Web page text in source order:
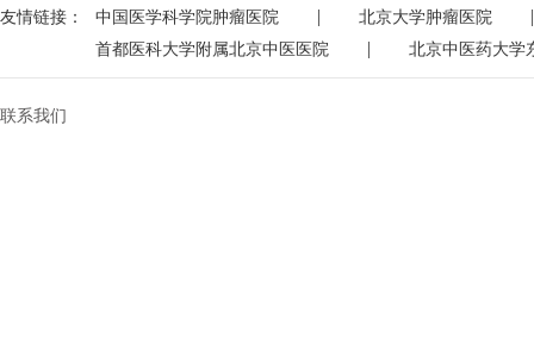
友情链接： 中国医学科学院肿瘤医院 | 北京大学肿瘤医院 |
首都医科大学附属北京中医医院 | 北京中医药大学
联系我们